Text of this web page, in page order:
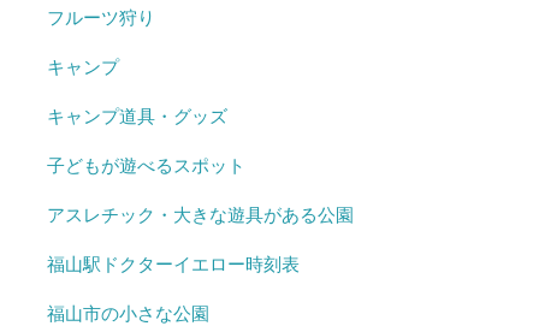
フルーツ狩り
キャンプ
キャンプ道具・グッズ
子どもが遊べるスポット
アスレチック・大きな遊具がある公園
福山駅ドクターイエロー時刻表
福山市の小さな公園